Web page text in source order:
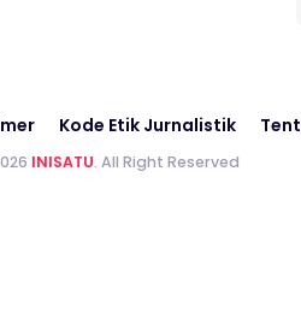
Kode Etik Jurnalistik
INISATU. All Right Reserved